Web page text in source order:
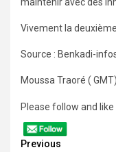
maintenir avec des
Vivement la
Source : Benkadi-
Moussa Traoré ( GMT)
Please follow and like
Continue
Reading
Previous